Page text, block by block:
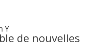
Y
de nouvelles